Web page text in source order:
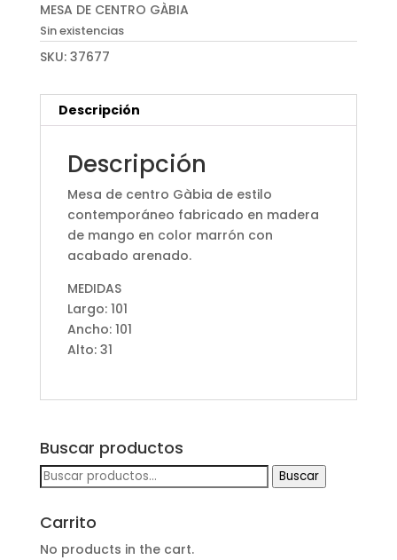
MESA DE CENTRO GÀBIA
Sin existencias
SKU: 37677
Descripción
Descripción
Mesa de centro Gàbia de estilo
contemporáneo fabricado en madera
de mango en color marrón con
acabado arenado.
MEDIDAS
Largo: 101
Ancho: 101
Alto: 31
Buscar productos
Buscar
Buscar
Carrito
No products in the cart.